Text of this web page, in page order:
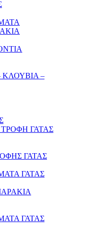
–
ΓΑΤΑΣ
ΓΑΤΑΣ
ΓΑΤΑΣ
ΓΑΤΑΣ